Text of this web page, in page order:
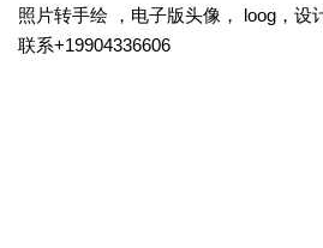
본문
照片转手绘 ，电子版头像， loog，设
联系+19904336606